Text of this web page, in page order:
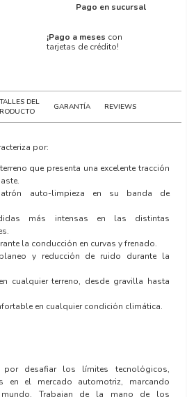
Pago en sucursal
¡Pago a meses con
tarjetas de crédito!
DEL
GARANTÍA REVIEWS
por:
que presenta una excelente tracción
auto-limpieza en su banda de
más intensas en las distintas
la conducción en curvas y frenado.
y reducción de ruido durante la
cualquier terreno, desde gravilla hasta
en cualquier condición climática.
desafiar los límites tecnológicos,
en el mercado automotriz, marcando
mundo. Trabajan de la mano de los